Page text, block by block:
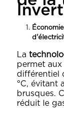
La
permet
différentiel
°C, évitant
brusques.
réduit le